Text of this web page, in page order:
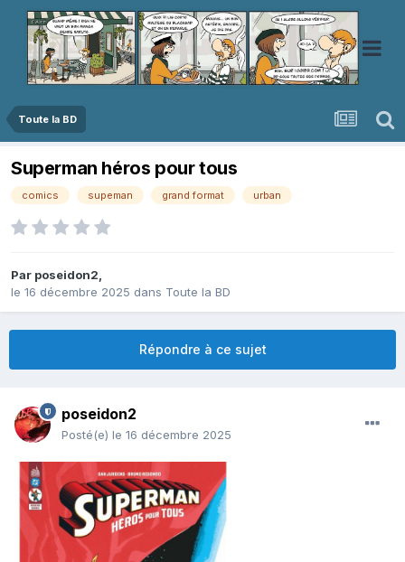
Toute la BD
Superman héros pour tous
comics supeman grand format urban
Par poseidon2,
le 16 décembre 2025 dans Toute la BD
Répondre à ce sujet
poseidon2
Posté(e) le 16 décembre 2025